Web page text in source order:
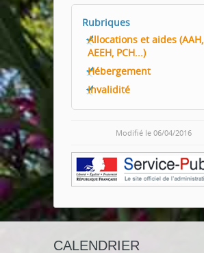
Rubriques
Allocations et aides (AAH,
AEEH, PCH...)
Hébergement
Invalidité
Modifié le 06/04/2016
CALENDRIER